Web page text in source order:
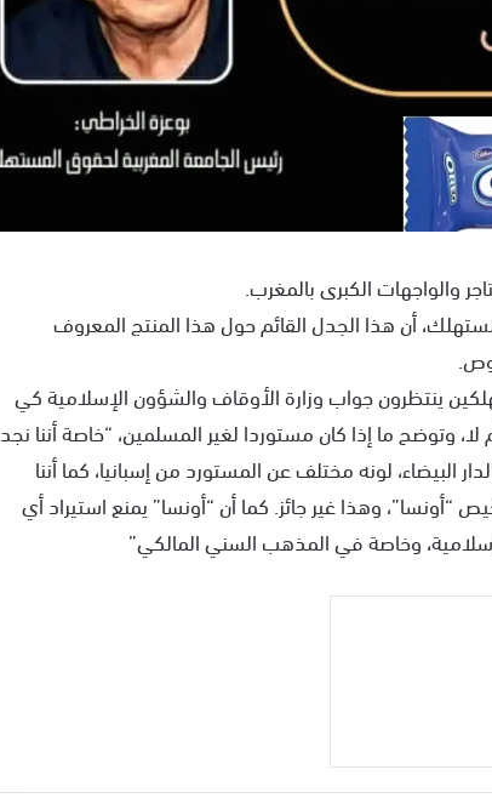
أن هذا الجدل القائم حول هذا المنتج المعروف
ينتظرون جواب وزارة الأوقاف والشؤون الإسلامية كي
وتوضح ما إذا كان مستوردا لغير المسلمين، “خاصة أننا نجد
البيضاء، لونه مختلف عن المستورد من إسبانيا، كما أننا
وهذا غير جائز. كما أن “أونسا” يمنع استيراد أي
وخاصة في المذهب السني المالكي”